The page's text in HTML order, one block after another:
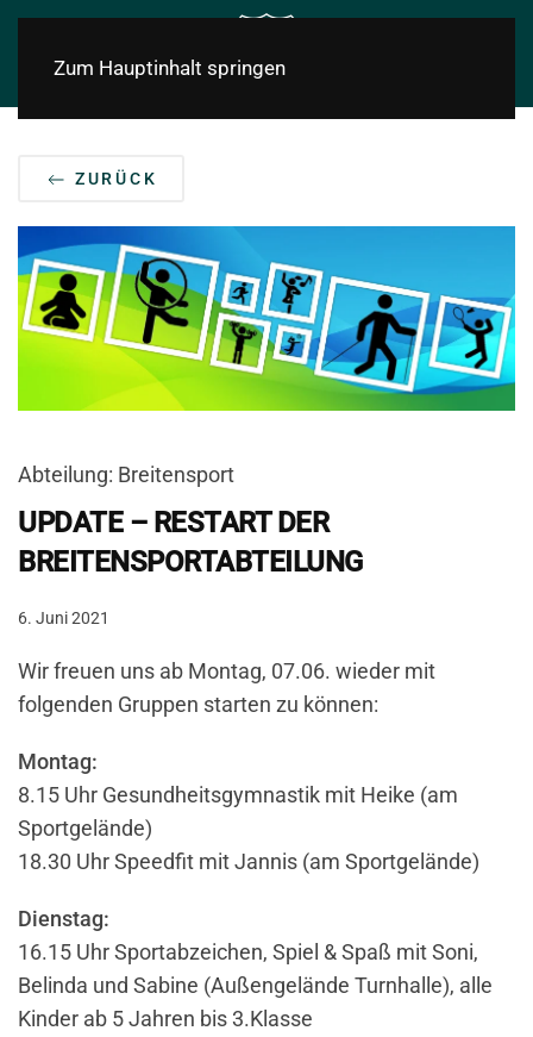
Zum Hauptinhalt springen
ZURÜCK
Abteilung: Breitensport
UPDATE – RESTART DER
BREITENSPORTABTEILUNG
6. Juni 2021
Wir freuen uns ab Montag, 07.06. wieder mit
folgenden Gruppen starten zu können:
Montag:
8.15 Uhr Gesundheitsgymnastik mit Heike (am
Sportgelände)
18.30 Uhr Speedfit mit Jannis (am Sportgelände)
Dienstag:
16.15 Uhr Sportabzeichen, Spiel & Spaß mit Soni,
Belinda und Sabine (Außengelände Turnhalle), alle
Kinder ab 5 Jahren bis 3.Klasse